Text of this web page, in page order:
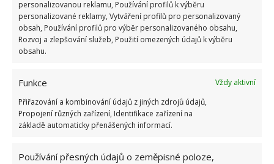
personalizovanou reklamu, Používání profilů k výběru
personalizované reklamy, Vytváření profilů pro personalizovaný
obsah, Používání profilů pro výběr personalizovaného obsahu,
Rozvoj a zlepšování služeb, Použití omezených údajů k výběru
obsahu.
Funkce
Vždy aktivní
Přiřazování a kombinování údajů z jiných zdrojů údajů,
Propojení různých zařízení, Identifikace zařízení na
základě automaticky přenášených informací.
Používání přesných údajů o zeměpisné poloze,
ZAHRADNIČENÍ
Přidejte svůj názor